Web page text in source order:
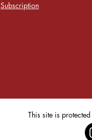
Subscription
This site is